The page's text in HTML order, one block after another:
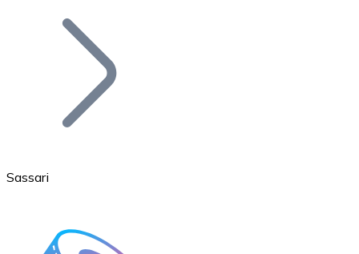
Bitcoin
Sassari